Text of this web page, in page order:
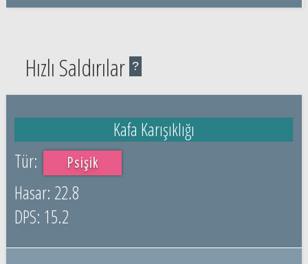
Hızlı Saldırılar ?
Kafa Karışıklığı
Psişik
22.8
15.2